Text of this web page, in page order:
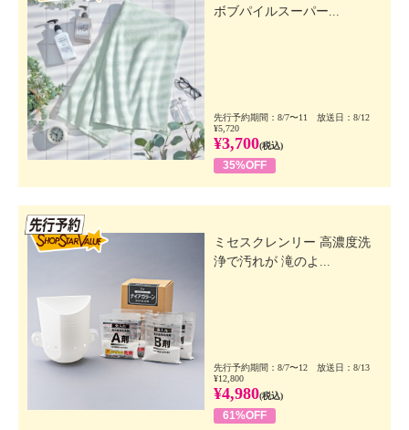
ボブパイルスーパー...
先行予約期間：8/7〜11 放送日：8/12
¥5,720
¥3,700(税込)
35%OFF
ミセスクレンリー 高濃度洗
浄で汚れが 滝のよ...
先行予約期間：8/7〜12 放送日：8/13
¥12,800
¥4,980(税込)
61%OFF